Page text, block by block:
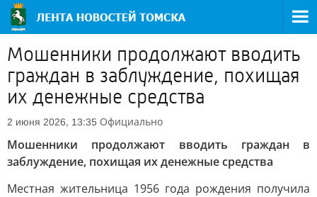
Мошенники продолжают вводить
граждан в заблуждение, похищая
их денежные средства
2 июня 2026, 13:35 Официально
Мошенники продолжают вводить граждан в
заблуждение, похищая их денежные средства
Местная жительница 1956 года рождения получила